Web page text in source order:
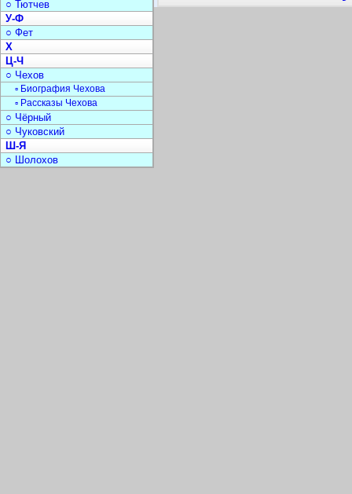
○ Тютчев
У-Ф
○ Фет
Х
Ц-Ч
○ Чехов
▫ Биография Чехова
▫ Рассказы Чехова
○ Чёрный
○ Чуковский
Ш-Я
○ Шолохов